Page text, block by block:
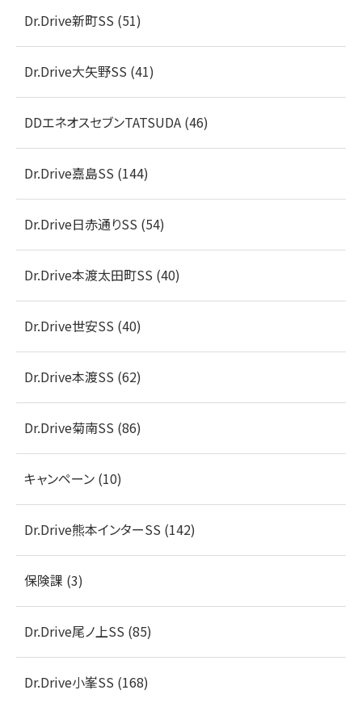
Dr.Drive新町SS (51)
Dr.Drive大矢野SS (41)
DDエネオスセブンTATSUDA (46)
Dr.Drive嘉島SS (144)
Dr.Drive日赤通りSS (54)
Dr.Drive本渡太田町SS (40)
Dr.Drive世安SS (40)
Dr.Drive本渡SS (62)
Dr.Drive菊南SS (86)
キャンペーン (10)
Dr.Drive熊本インターSS (142)
保険課 (3)
Dr.Drive尾ノ上SS (85)
Dr.Drive小峯SS (168)